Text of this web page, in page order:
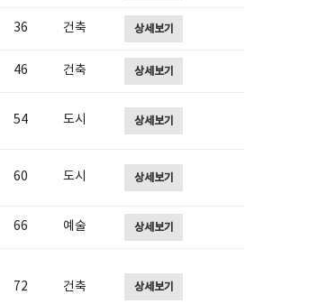
36 건축 상세보기
46 건축 상세보기
54 도시 상세보기
60 도시 상세보기
66 예술 상세보기
72 건축 상세보기